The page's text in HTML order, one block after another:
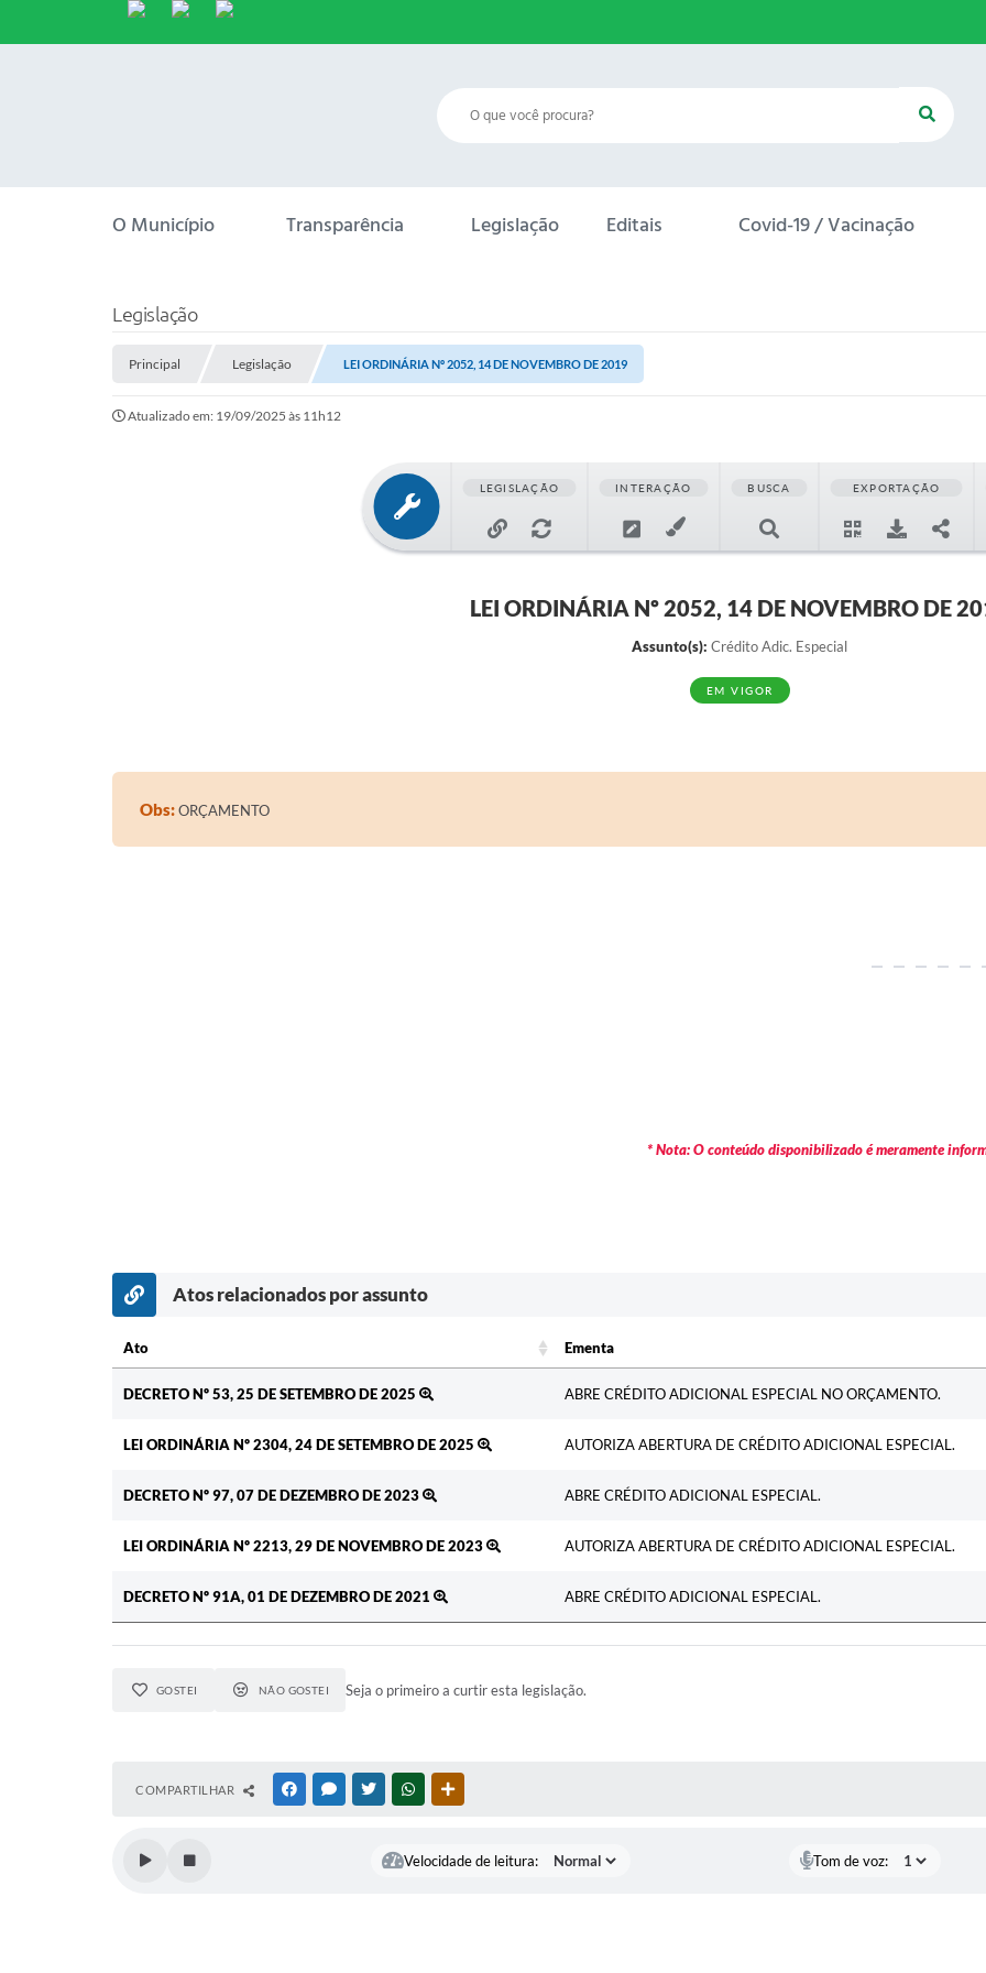
O Município Transparência Legislação Editais Covid-19 / Vacinação
Legislação
Principal Legislação LEI ORDINÁRIA Nº 2052, 14 DE NOVEMBRO DE 2019
Atualizado em: 19/09/2025 às 11h12
LEGISLAÇÃO INTERAÇÃO BUSCA EXPORTAÇÃO
LEI ORDINÁRIA Nº 2052, 14 DE NOVEMBRO DE
Assunto(s): Crédito Adic. Especial
EM VIGOR
Obs:ORÇAMENTO
* Nota: O conteúdo disponibilizado é meramente
Atos relacionados por assunto
Ato
Ementa
DECRETO Nº 53, 25 DE SETEMBRO DE 2025
ABRE CRÉDITO ADICIONAL ESPECIAL NO ORÇAMENTO.
LEI ORDINÁRIA Nº 2304, 24 DE SETEMBRO DE 2025 AUTORIZA ABERTURA DE CRÉDITO ADICIONAL ESPECIAL.
DECRETO Nº 97, 07 DE DEZEMBRO DE 2023 ABRE CRÉDITO ADICIONAL ESPECIAL.
LEI ORDINÁRIA Nº 2213, 29 DE NOVEMBRO DE 2023 AUTORIZA ABERTURA DE CRÉDITO ADICIONAL ESPECIAL.
DECRETO Nº 91A, 01 DE DEZEMBRO DE 2021 ABRE CRÉDITO ADICIONAL ESPECIAL.
GOSTEI NÃO GOSTEI Seja o primeiro a curtir esta legislação.
COMPARTILHAR FACEBOOKMESSENGER
TWITTERWHATSAPP
Velocidade de leitura: Tom de voz: